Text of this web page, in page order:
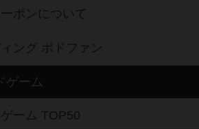
ポンについて
ング ボドファン
ゲーム
ーム TOP50